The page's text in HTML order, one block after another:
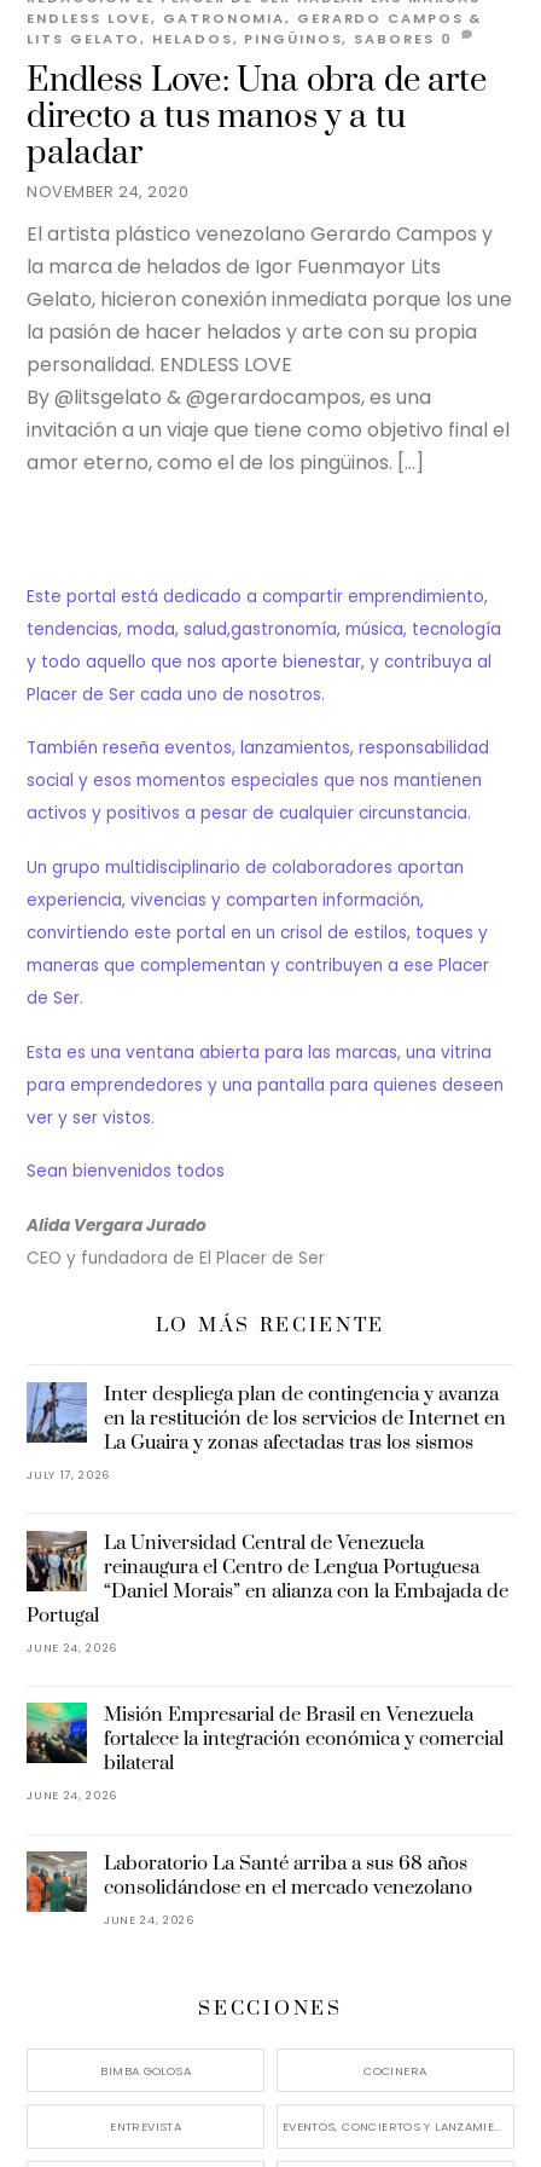
NOVEMBER 24, 2020
Endless Love: Una obra de arte
directo a tus manos y a tu
paladar
ENDLESS LOVE, GATRONOMIA, GERARDO CAMPOS &
LITS GELATO, HELADOS, PINGÜINOS, SABORES 0
El artista plástico venezolano Gerardo Campos y
la marca de helados de Igor Fuenmayor Lits
Gelato, hicieron conexión inmediata porque los une
la pasión de hacer helados y arte con su propia
personalidad. ENDLESS LOVE
By @litsgelato & @gerardocampos, es una
invitación a un viaje que tiene como objetivo final el
amor eterno, como el de los pingüinos. […]
Este portal está dedicado a compartir emprendimiento,
tendencias, moda, salud,gastronomía, música, tecnología
y todo aquello que nos aporte bienestar, y contribuya al
Placer de Ser cada uno de nosotros.
También reseña eventos, lanzamientos, responsabilidad
social y esos momentos especiales que nos mantienen
activos y positivos a pesar de cualquier circunstancia.
Un grupo multidisciplinario de colaboradores aportan
experiencia, vivencias y comparten información,
convirtiendo este portal en un crisol de estilos, toques y
maneras que complementan y contribuyen a ese Placer
de Ser.
Esta es una ventana abierta para las marcas, una vitrina
para emprendedores y una pantalla para quienes deseen
ver y ser vistos.
Sean bienvenidos todos
Alida Vergara Jurado
CEO y fundadora de El Placer de Ser
LO MÁS RECIENTE
Inter despliega plan de contingencia y avanza
en la restitución de los servicios de Internet en
La Guaira y zonas afectadas tras los sismos
JULY 17, 2026
La Universidad Central de Venezuela
reinaugura el Centro de Lengua Portuguesa
“Daniel Morais” en alianza con la Embajada de
Portugal
JUNE 24, 2026
Misión Empresarial de Brasil en Venezuela
fortalece la integración económica y comercial
bilateral
JUNE 24, 2026
Laboratorio La Santé arriba a sus 68 años
consolidándose en el mercado venezolano
JUNE 24, 2026
SECCIONES
BIMBA GOLOSA COCINERA
ENTREVISTA EVENTOS, CONCIERTOS Y LANZAMIENTOS